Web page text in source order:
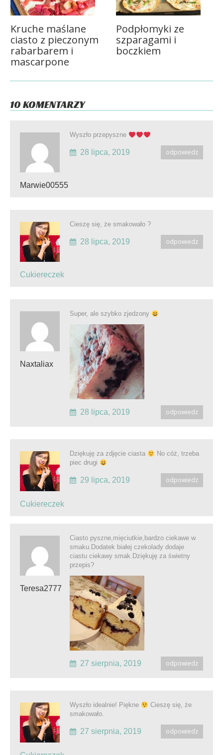
Kruche maślane
ciasto z pieczonym
rabarbarem i
mascarpone
Podpłomyki ze
szparagami i
boczkiem
10 KOMENTARZY
Marwie00555
Wyszło przepyszne
odpowiedz
28 lipca, 2019
Cukiereczek
Cieszę się, że smakowało ?
odpowiedz
28 lipca, 2019
Naxtaliax
Super, ale szybko zjedzony
odpowiedz
28 lipca, 2019
Cukiereczek
Dziękuję za zdjęcie ciasta
No cóż, trzeba
piec drugi
odpowiedz
29 lipca, 2019
Teresa2777
Ciasto pyszne,mięciutkie,bardzo ciekawe w
smaku.Dodatek białej czekolady dodaje
ciastu ciekawy smak.Dziękuję za świetny
przepis?
odpowiedz
27 sierpnia, 2019
Wyszło idealnie! Piękne
Cieszę się, że
smakowało.
odpowiedz
27 sierpnia, 2019